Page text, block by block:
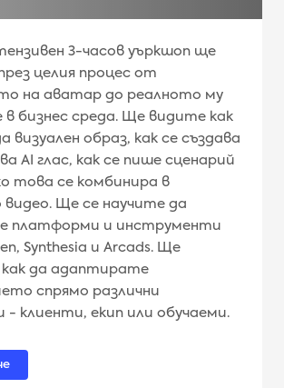
3-часов уъркшоп ще
целия процес от
на аватар до реалното му
в бизнес среда. Ще видите как
визуален образ, как се създава
AI глас, как се пише сценарий
това се комбинира в
Ще се научите да
платформи и инструменти
Synthesia и Arcads. Ще
да адаптирате
спрямо различни
- клиенти, екип или обучаеми.